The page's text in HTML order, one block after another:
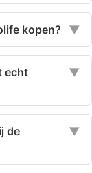
kopen? ▼
echt
▼
de
▼